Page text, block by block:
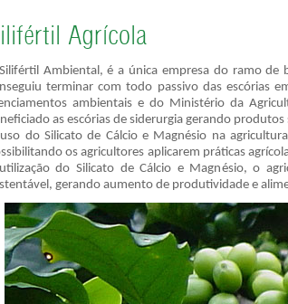
Agrícola
Ambiental, é a única empresa do ramo
terminar com todo passivo das escórias
ambientais e do Ministério da
as escórias de siderurgia gerando produtos
do Silicato de Cálcio e Magnésio na
os agricultores aplicarem práticas
do Silicato de Cálcio e Magnésio, o
gerando aumento de produtividade e